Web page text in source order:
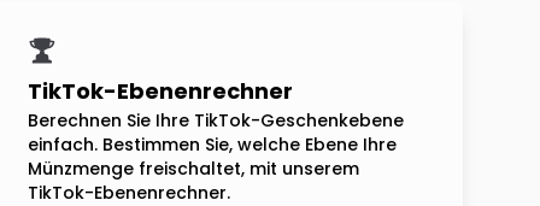
TikTok-Ebenenrechner
Berechnen Sie Ihre TikTok-Geschenkebene
einfach. Bestimmen Sie, welche Ebene Ihre
Münzmenge freischaltet, mit unserem
TikTok-Ebenenrechner.